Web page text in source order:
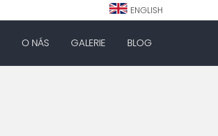
ENGLISH
O NÁS GALERIE BLOG